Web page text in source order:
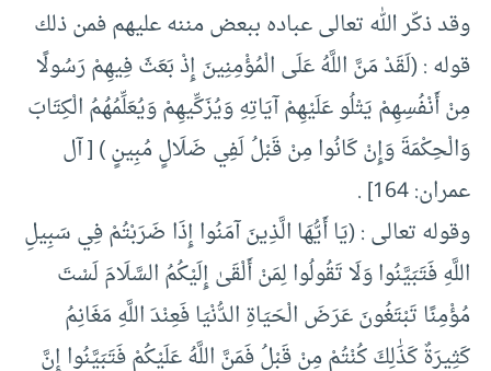
وقد ذكّر الله تعالى عباده ببعض مننه عليهم فمن ذلك
قوله : (لَقَدْ مَنَّ اللَّهُ عَلَى الْمُؤْمِنِينَ إِذْ بَعَثَ فِيهِمْ رَسُولًا
مِنْ أَنْفُسِهِمْ يَتْلُو عَلَيْهِمْ آيَاتِهِ وَيُزَكِّيهِمْ وَيُعَلِّمُهُمُ الْكِتَابَ
وَالْحِكْمَةَ وَإِنْ كَانُوا مِنْ قَبْلُ لَفِي ضَلَالٍ مُبِينٍ ) [ آل
عمران: 164] .
وقوله تعالى : (يَا أَيُّهَا الَّذِينَ آمَنُوا إِذَا ضَرَبْتُمْ فِي سَبِيلِ
اللَّهِ فَتَبَيَّنُوا وَلَا تَقُولُوا لِمَنْ أَلْقَىٰ إِلَيْكُمُ السَّلَامَ لَسْتَ
مُؤْمِنًا تَبْتَغُونَ عَرَضَ الْحَيَاةِ الدُّنْيَا فَعِنْدَ اللَّهِ مَغَانِمُ
كَثِيرَةٌ كَذَٰلِكَ كُنْتُمْ مِنْ قَبْلُ فَمَنَّ اللَّهُ عَلَيْكُمْ فَتَبَيَّنُوا إِنَّ